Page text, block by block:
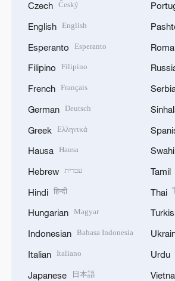
Czech Český
English English
Esperanto Esperanto
Filipino Filipino
French Français
German Deutsch
Greek Ελληνικά
Hausa Hausa
Hebrew עברית
Hindi हिन्दी
Hungarian Magyar
Indonesian Bahasa Indonesia
Italian Italiano
Japanese 日本語
Tamil
Thai
Urdu